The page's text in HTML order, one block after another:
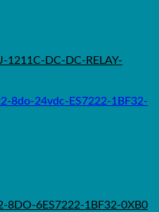
1211C-DC-DC-RELAY-
8DO-6ES7222-1BF32-0XB0